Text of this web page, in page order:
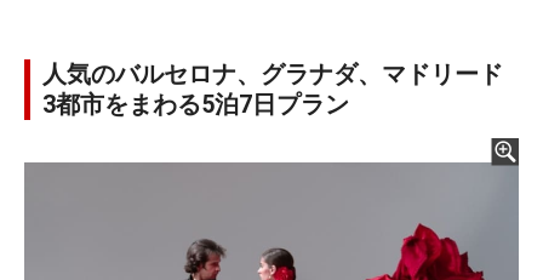
人気のバルセロナ、グラナダ、マドリード
3都市をまわる5泊7日プラン